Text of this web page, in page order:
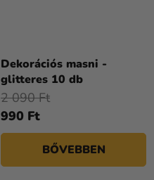
Dekorációs masni -
glitteres 10 db
990 Ft
2 090 Ft
BŐVEBBEN